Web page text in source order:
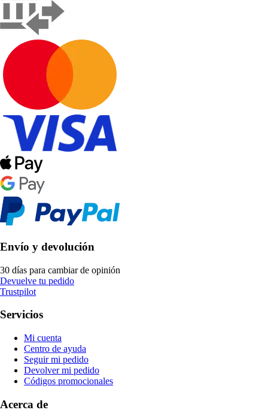
Envío y devolución
30 días para cambiar de opinión
Devuelve tu pedido
Trustpilot
Servicios
Mi cuenta
Centro de ayuda
Seguir mi pedido
Devolver mi pedido
Códigos promocionales
Acerca de